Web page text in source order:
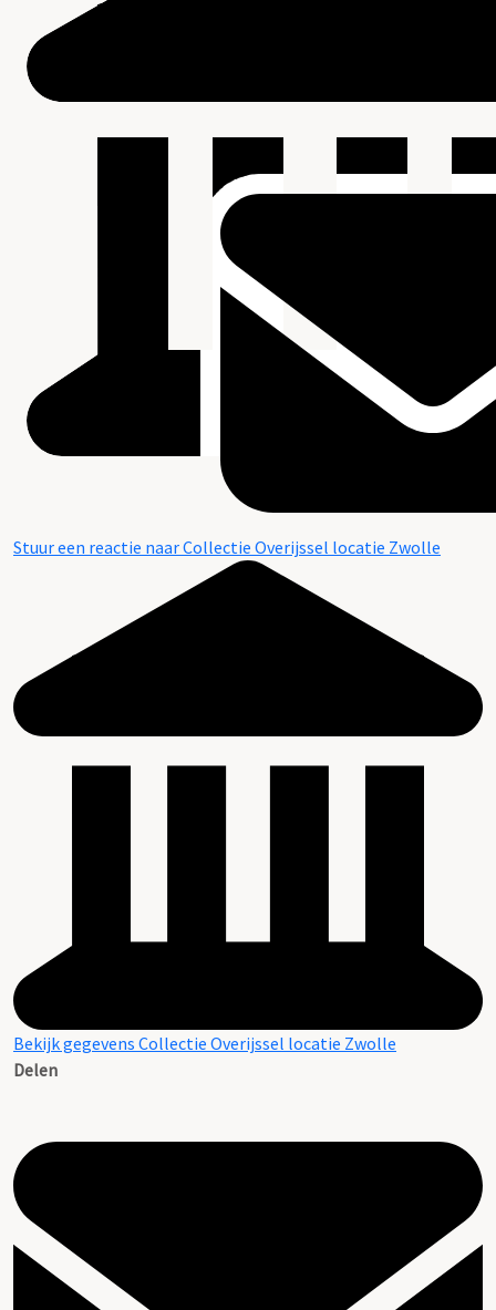
Stuur een reactie naar Collectie Overijssel locatie Zwolle
Bekijk gegevens Collectie Overijssel locatie Zwolle
Delen